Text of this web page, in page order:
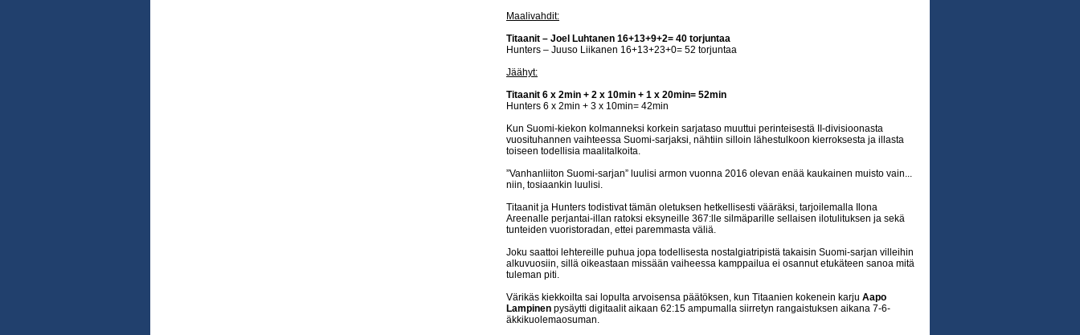
Maalivahdit:
Titaanit – Joel Luhtanen 16+13+9+2= 40 torjuntaa
Hunters – Juuso Liikanen 16+13+23+0= 52 torjuntaa
Jäähyt:
Titaanit 6 x 2min + 2 x 10min + 1 x 20min= 52min
Hunters 6 x 2min + 3 x 10min= 42min
Kun Suomi-kiekon kolmanneksi korkein sarjataso muuttui perinteisestä II-divisioonasta
vuosituhannen vaihteessa Suomi-sarjaksi, nähtiin silloin lähestulkoon kierroksesta ja illasta
toiseen todellisia maalitalkoita.
”Vanhanliiton Suomi-sarjan” luulisi armon vuonna 2016 olevan enää kaukainen muisto vain...
niin, tosiaankin luulisi.
Titaanit ja Hunters todistivat tämän oletuksen hetkellisesti vääräksi, tarjoilemalla Ilona
Areenalle perjantai-illan ratoksi eksyneille 367:lle silmäparille sellaisen ilotulituksen ja sekä
tunteiden vuoristoradan, ettei paremmasta väliä.
Joku saattoi lehtereille puhua jopa todellisesta nostalgiatripistä takaisin Suomi-sarjan villeihin
alkuvuosiin, sillä oikeastaan missään vaiheessa kamppailua ei osannut etukäteen sanoa mitä
tuleman piti.
Värikäs kiekkoilta sai lopulta arvoisensa päätöksen, kun Titaanien kokenein karju Aapo
Lampinen pysäytti digitaalit aikaan 62:15 ampumalla siirretyn rangaistuksen aikana 7-6-
äkkikuolemaosuman.